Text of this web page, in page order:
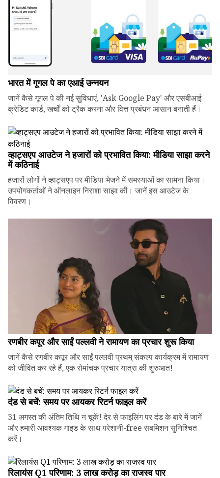
भारत में गूगल पे का एआई उन्नयन
जानें कैसे गूगल पे की नई सुविधाएं, 'Ask Google Pay' और एसबीआई
क्रेडिट कार्ड, खर्चों को ट्रैक करना और वित्त प्रबंधन आसान बनाती हैं।
व्हाट्सएप आउटेज ने हजारों को प्रभावित किया: मीडिया साझा करने
में कठिनाई
हजारों लोगों ने व्हाट्सएप पर मीडिया भेजने में समस्याओं का सामना किया।
उपयोगकर्ताओं ने ऑनलाइन निराशा साझा की। जानें इस आउटेज के
विवरण।
रणबीर कपूर और साईं पल्लवी ने रामायण का प्रचार शुरू किया
जानें कैसे रणबीर कपूर और साईं पल्लवी प्रथम् संकल्प कार्यक्रम में रामायण
को जीवित कर रहे हैं, एक रोमांचक प्रचार यात्रा की शुरुआत!
दंड से बचें: समय पर आयकर रिटर्न फाइल करें
31 अगस्त की अंतिम तिथि न चूकें! देर से फाइलिंग पर दंड के बारे में जानें
और हमारी आवश्यक गाइड के साथ परेशानी-free सबमिशन सुनिश्चित
करें।
रिलायंस Q1 परिणाम: ₹3 लाख करोड़ का राजस्व पार